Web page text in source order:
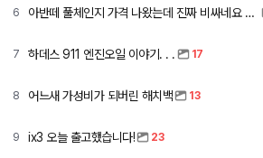
6 아반떼 풀체인지 가격 나왔는데 진짜 비싸네요 ㅎㅎ
7 하데스 911 엔진오일 이야기. . . 17
8 어느새 가성비가 되버린 해치백 13
9 ix3 오늘 출고했습니다! 23